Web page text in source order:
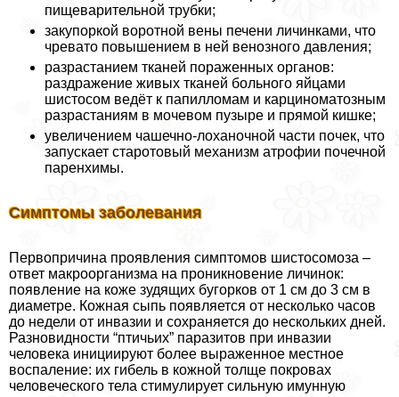
пищеварительной трубки;
закупоркой воротной вены печени личинками, что
чревато повышением в ней венозного давления;
разрастанием тканей пораженных органов:
раздражение живых тканей больного яйцами
шистосом ведёт к папилломам и карциноматозным
разрастаниям в мочевом пузыре и прямой кишке;
увеличением чашечно-лоханочной части почек, что
запускает старотовый механизм атрофии почечной
паренхимы.
Симптомы заболевания
Первопричина проявления симптомов шистосомоза –
ответ макроорганизма на проникновение личинок:
появление на коже зудящих бугорков от 1 см до 3 см в
диаметре. Кожная сыпь появляется от несколько часов
до недели от инвазии и сохраняется до нескольких дней.
Разновидности “птичьих” паразитов при инвазии
человека инициируют более выраженное местное
воспаление: их гибель в кожной толще покровах
человеческого тела стимулирует сильную имунную